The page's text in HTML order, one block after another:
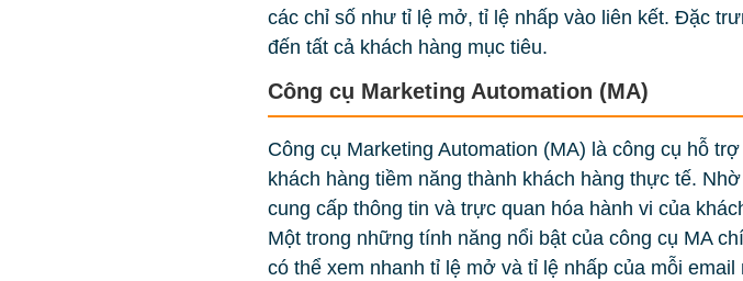
các chỉ số như tỉ lệ mở, tỉ lệ nhấp vào liên kết. Đặc
đến tất cả khách hàng mục tiêu.
Công cụ Marketing Automation (MA)
Công cụ Marketing Automation (MA) là công cụ hỗ
khách hàng tiềm năng thành khách hàng thực tế.
cung cấp thông tin và trực quan hóa hành vi của
Một trong những tính năng nổi bật của công cụ MA
có thể xem nhanh tỉ lệ mở và tỉ lệ nhấp của mỗi